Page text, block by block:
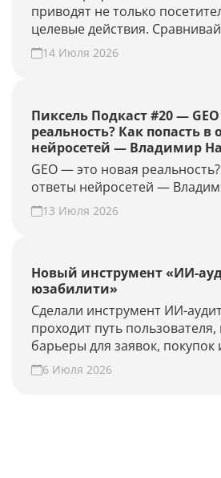
приводят не только
целевые действия.
периоды, находите точки
GEO-проект и проверьте
14 Июля 2026
Пиксель Подкаст #20 —
реальность? Как попасть в
нейросетей — Владимир
GEO — это новая
ответы нейросетей —
13 Июля 2026
Новый инструмент «ИИ-
юзабилити»
Сделали инструмент ИИ-
проходит путь пользователя,
барьеры для заявок, покупок
предлагает гипотезы для
Проверьте свой сайт прямо
6 Июля 2026